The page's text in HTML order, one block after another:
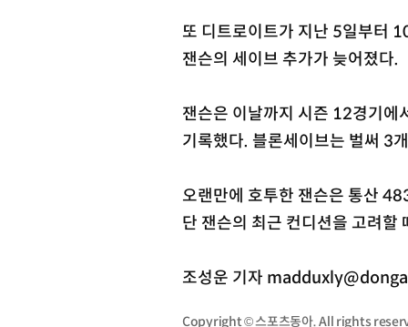
또 디트로이트가 지난 5일부터
잰슨의 세이브 추가가 늦어졌다.
잰슨은 이날까지 시즌 12경기
기록했다. 블론세이브는 벌써 3
오랜만에 호투한 잰슨은 통산
단 잰슨의 최근 컨디션을 고려할
조성운 기자
Copyright © 스포츠동아. All rights